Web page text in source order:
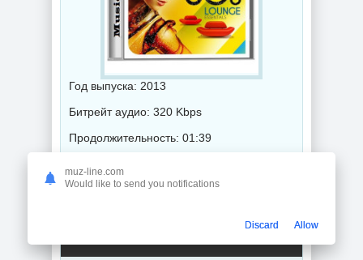
Год выпуска: 2013
Битрейт аудио: 320 Kbps
Продолжительность: 01:39
Музыка 2024 года / Популярная музыка / Ретро музыка / Музыка VA / Chillout music
muz-line.com
Would like to send you notifications
Discard Allow